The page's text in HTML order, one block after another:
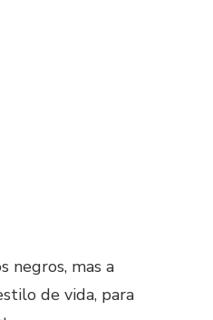
negros, mas a
de vida, para